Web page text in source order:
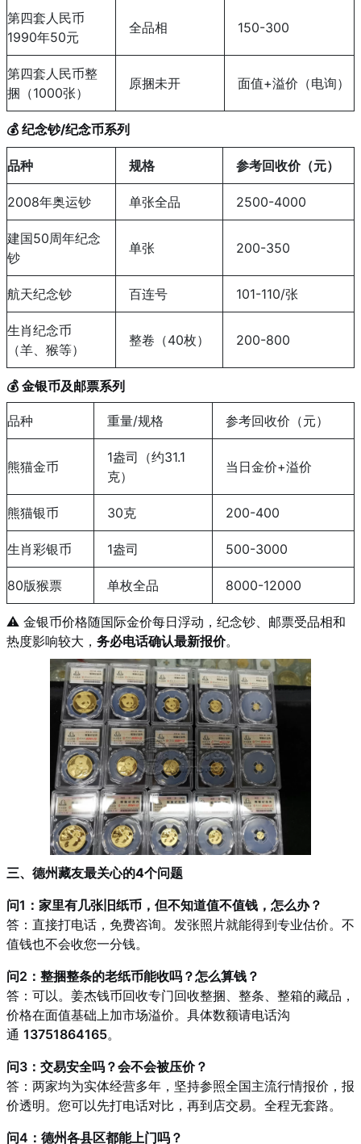
第四套人民币
1990年50元
全品相 150-300
第四套人民币整
捆（1000张）
原捆未开 面值+溢价（电询）
💰 纪念钞/纪念币系列
品种 规格 参考回收价（元）
2008年奥运钞 单张全品 2500-4000
建国50周年纪念
钞
单张 200-350
航天纪念钞 百连号 101-110/张
生肖纪念币
（羊、猴等）
整卷（40枚） 200-800
💰 金银币及邮票系列
品种 重量/规格 参考回收价（元）
熊猫金币
1盎司（约31.1
克）
当日金价+溢价
熊猫银币 30克 200-400
生肖彩银币 1盎司 500-3000
80版猴票 单枚全品 8000-12000
⚠️ 金银币价格随国际金价每日浮动，纪念钞、邮票受品相和
热度影响较大， 务必电话确认最新报价。
三、德州藏友最关心的4个问题
问1：家里有几张旧纸币，但不知道值不值钱，怎么办？
答：直接打电话，免费咨询。发张照片就能得到专业估价。不
值钱也不会收您一分钱。
问2：整捆整条的老纸币能收吗？怎么算钱？
答：可以。姜杰钱币回收专门回收整捆、整条、整箱的藏品，
价格在面值基础上加市场溢价。具体数额请电话沟
通 13751864165。
问3：交易安全吗？会不会被压价？
答：两家均为实体经营多年，坚持参照全国主流行情报价，报
价透明。您可以先打电话对比，再到店交易。全程无套路。
问4：德州各县区都能上门吗？